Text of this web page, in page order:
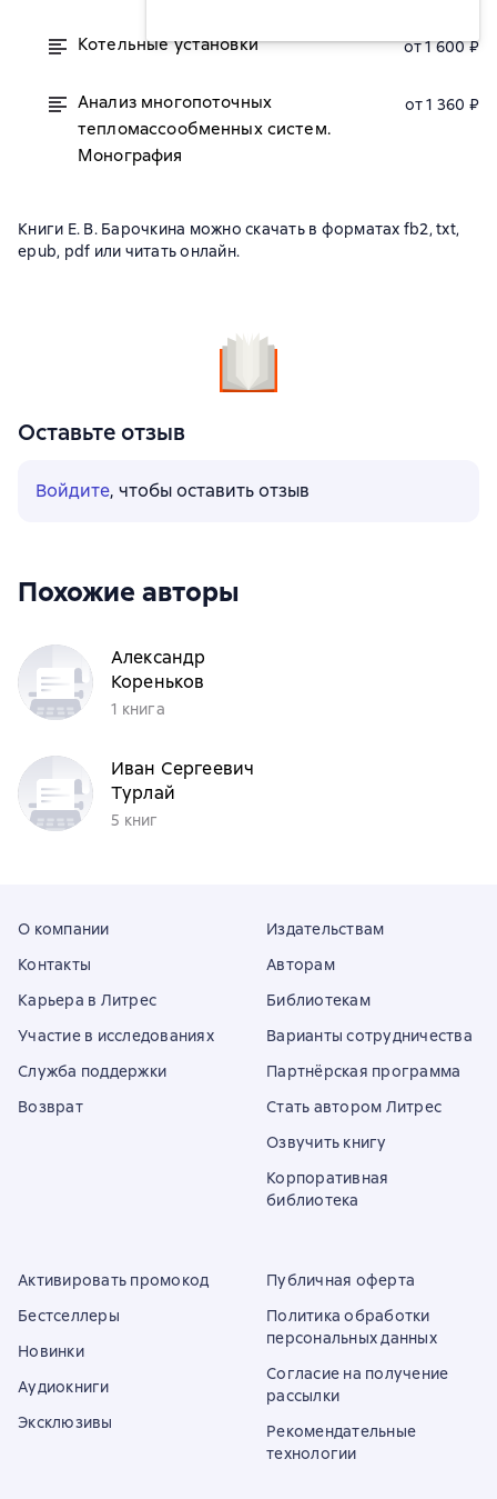
Котельные установки от 1 600 ₽
Анализ многопоточных
тепломассообменных систем.
Монография
от 1 360 ₽
Книги Е. В. Барочкина можно скачать в форматах fb2, txt,
epub, pdf или читать онлайн.
Оставьте отзыв
Войдите, чтобы оставить отзыв
Похожие авторы
Александр
Кореньков
1 книга
Иван Сергеевич
Турлай
5 книг
О компании
Контакты
Карьера в Литрес
Участие в исследованиях
Служба поддержки
Возврат
Издательствам
Авторам
Библиотекам
Варианты сотрудничества
Партнёрская программа
Стать автором Литрес
Озвучить книгу
Корпоративная
библиотека
Активировать промокод
Бестселлеры
Новинки
Аудиокниги
Эксклюзивы
Публичная оферта
Политика обработки
персональных данных
Согласие на получение
рассылки
Рекомендательные
технологии